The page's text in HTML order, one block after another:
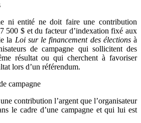
ni entité ne doit faire une contribution
500 $ et du facteur d’indexation fixé aux
la Loi sur le financement des électionsà
de campagne qui sollicitent des
résultat ou qui cherchent à favoriser
lors d’un référendum.
campagne
contribution l’argent que l’organisateur
le cadre d’une campagne et qui lui est